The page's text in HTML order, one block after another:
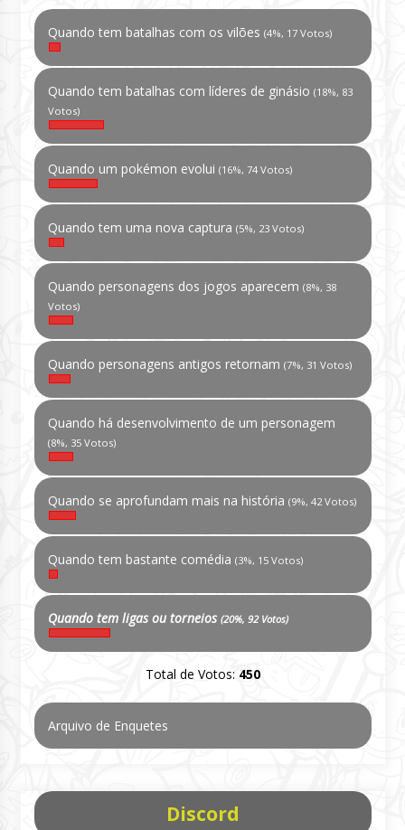
Quando tem batalhas com os vilões (4%, 17 Votos)
Quando tem batalhas com líderes de ginásio (18%, 83
Votos)
Quando um pokémon evolui (16%, 74 Votos)
Quando tem uma nova captura (5%, 23 Votos)
Quando personagens dos jogos aparecem (8%, 38
Votos)
Quando personagens antigos retornam (7%, 31 Votos)
Quando há desenvolvimento de um personagem
(8%, 35 Votos)
Quando se aprofundam mais na história (9%, 42 Votos)
Quando tem bastante comédia (3%, 15 Votos)
Quando tem ligas ou torneios (20%, 92 Votos)
Total de Votos: 450
Arquivo de Enquetes
Discord